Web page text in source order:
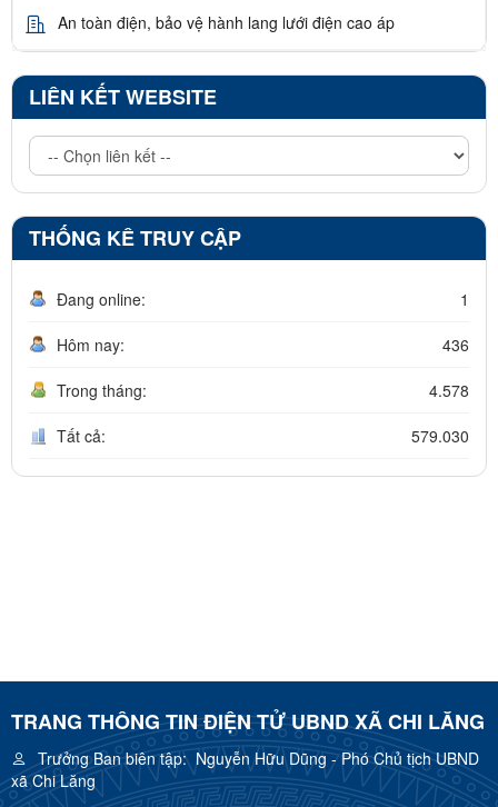
An toàn điện, bảo vệ hành lang lưới điện cao áp
LIÊN KẾT WEBSITE
THỐNG KÊ TRUY CẬP
Đang online: 1
Hôm nay: 436
Trong tháng: 4.578
Tất cả: 579.030
TRANG THÔNG TIN ĐIỆN TỬ UBND XÃ CHI LĂNG
Trưởng Ban biên tập:Nguyễn Hữu Dũng - Phó Chủ tịch UBND
xã Chi Lăng